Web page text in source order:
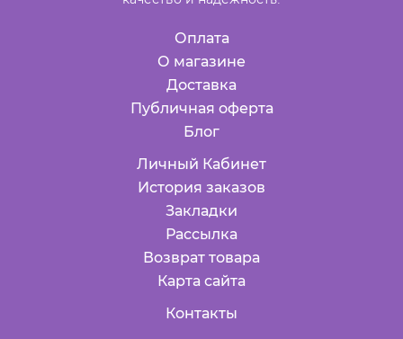
Оплата
О магазине
Доставка
Публичная оферта
Блог
Личный Кабинет
История заказов
Закладки
Рассылка
Возврат товара
Карта сайта
Контакты